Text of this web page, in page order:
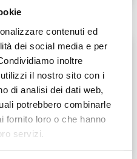
contenuti ed
dei social media e per
inoltre
il nostro sito con i
di analisi dei dati web,
potrebbero combinarle
fornito loro o che hanno
servizi.
G. Giglio